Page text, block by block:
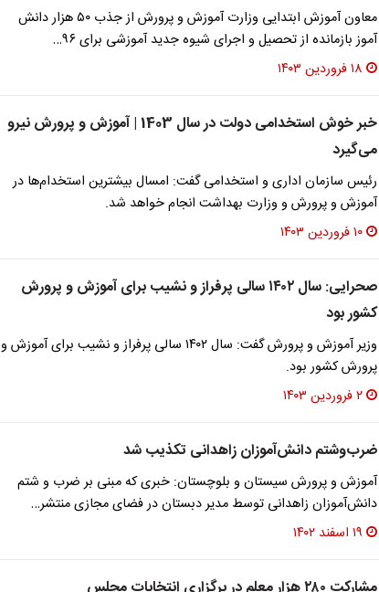
معاون آموزش ابتدایی وزارت آموزش و پرورش از جذب ۵۰ هزار دانش
آموز بازمانده از تحصیل و اجرای شیوه جدید آموزشی برای ۹۶…
۱۸ فروردین ۱۴۰۳
خبر خوش استخدامی دولت در سال 1403 | آموزش و پرورش نیرو
می‌گیرد
رئیس سازمان اداری و استخدامی گفت: امسال بیشترین استخدام‌ها در
آموزش و پرورش و وزارت بهداشت انجام خواهد شد.
۱۰ فروردین ۱۴۰۳
صحرایی: سال ۱۴۰۲ سالی پرفراز و نشیب برای آموزش و پرورش
کشور بود
وزیر آموزش و پرورش گفت: سال ۱۴۰۲ سالی پرفراز و نشیب برای آموزش و
پرورش کشور بود.
۲ فروردین ۱۴۰۳
ضرب‌وشتم دانش‌آموزان زاهدانی تکذیب شد
آموزش و پرورش سیستان و بلوچستان: خبری که مبنی بر ضرب و شتم
دانش‌آموزان زاهدانی توسط مدیر دبستان در فضای مجازی منتشر…
۱۹ اسفند ۱۴۰۲